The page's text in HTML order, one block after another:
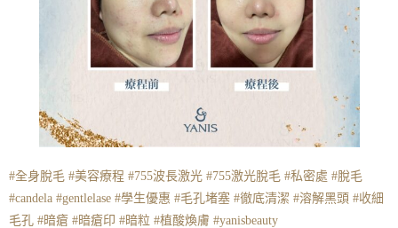
#全身脫毛 #美容療程 #755波長激光 #755激光脫毛 #私密處 #脫毛
#candela #gentlelase #學生優惠 #毛孔堵塞 #徹底清潔 #溶解黑頭 #收細
毛孔 #暗瘡 #暗瘡印 #暗粒 #植酸煥膚 #yanisbeauty